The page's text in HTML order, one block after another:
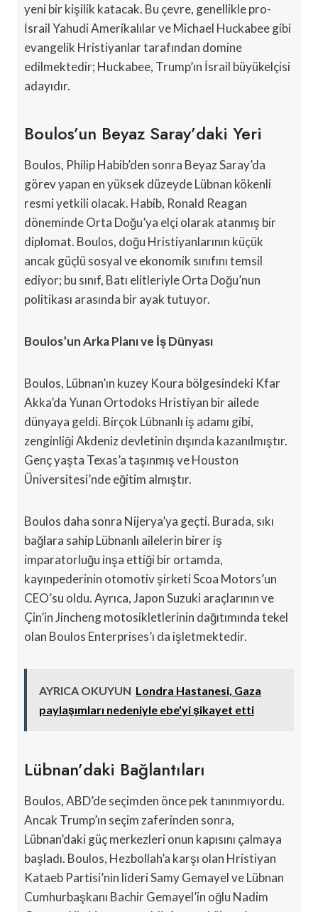
yeni bir kişilik katacak. Bu çevre, genellikle pro-
İsrail Yahudi Amerikalılar ve Michael Huckabee gibi
evangelik Hristiyanlar tarafından domine
edilmektedir; Huckabee, Trump’ın İsrail büyükelçisi
adayıdır.
Boulos’un Beyaz Saray’daki Yeri
Boulos, Philip Habib’den sonra Beyaz Saray’da
görev yapan en yüksek düzeyde Lübnan kökenli
resmi yetkili olacak. Habib, Ronald Reagan
döneminde Orta Doğu’ya elçi olarak atanmış bir
diplomat. Boulos, doğu Hristiyanlarının küçük
ancak güçlü sosyal ve ekonomik sınıfını temsil
ediyor; bu sınıf, Batı elitleriyle Orta Doğu’nun
politikası arasında bir ayak tutuyor.
Boulos’un Arka Planı ve İş Dünyası
Boulos, Lübnan’ın kuzey Koura bölgesindeki Kfar
Akka’da Yunan Ortodoks Hristiyan bir ailede
dünyaya geldi. Birçok Lübnanlı iş adamı gibi,
zenginliği Akdeniz devletinin dışında kazanılmıştır.
Genç yaşta Texas’a taşınmış ve Houston
Üniversitesi’nde eğitim almıştır.
Boulos daha sonra Nijerya’ya geçti. Burada, sıkı
bağlara sahip Lübnanlı ailelerin birer iş
imparatorluğu inşa ettiği bir ortamda,
kayınpederinin otomotiv şirketi Scoa Motors’un
CEO’su oldu. Ayrıca, Japon Suzuki araçlarının ve
Çin’in Jincheng motosikletlerinin dağıtımında tekel
olan Boulos Enterprises’ı da işletmektedir.
AYRICA OKUYUN Londra Hastanesi, Gaza
paylaşımları nedeniyle ebe'yi şikayet etti
Lübnan’daki Bağlantıları
Boulos, ABD’de seçimden önce pek tanınmıyordu.
Ancak Trump’ın seçim zaferinden sonra,
Lübnan’daki güç merkezleri onun kapısını çalmaya
başladı. Boulos, Hezbollah’a karşı olan Hristiyan
Kataeb Partisi’nin lideri Samy Gemayel ve Lübnan
Cumhurbaşkanı Bachir Gemayel’in oğlu Nadim